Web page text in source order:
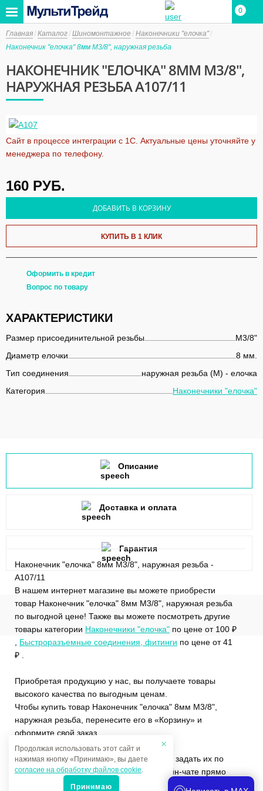
0
Главная Каталог Шиномонтажное
Наконечники "елочка"
Наконечник "елочка" 8мм M3/8", наружная резьба
НАКОНЕЧНИК "ЕЛОЧКА" 8ММ M3/8",
НАРУЖНАЯ РЕЗЬБА A107/11
Сайт в процессе интеграции с 1С. Актуальные цены уточняйте у
менеджера по телефону.
160 РУБ.
ДОБАВИТЬ В КОРЗИНУ
КУПИТЬ В 1 КЛИК
Оформить в кредит
Вопрос по товару
ХАРАКТЕРИСТИКИ
Размер присоединительной резьбы
M3/8"
Диаметр елочки
8 мм.
Тип соединения
наружная резьба (М) - елочка
Категория
Наконечники "елочка"
Описание
Наконечник "елочка" 8мм M3/8", наружная резьба -
A107/11
В нашем интернет магазине вы можете приобрести
товар Наконечник "елочка" 8мм M3/8", наружная резьба
по выгодной цене! Также вы можете посмотреть другие
товары категории Наконечники "елочка" по цене от 100 ₽
, Быстроразъемные соединения, фитинги по цене от 41
₽ .
Приобретая продукцию у нас, вы получаете товары
высокого качества по выгодным ценам.
Чтобы купить товар Наконечник "елочка" 8мм M3/8",
наружная резьба, перенесите его в «Корзину» и
оформите свой заказ.
Если у вас остались вопросы, вы можете задать их по
телефону+7 (4822)65-69-46или в онлайн-чате прямо
Доставка и оплата
Гарантия
Продолжая использовать этот сайт и
нажимая кнопку «Принимаю», вы даете
согласие на обработку файлов cookie.
Принимаю